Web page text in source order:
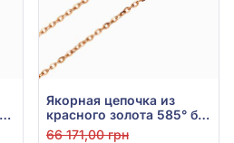
Якорная цепочка из
красного золота 585° без
вставки, арт. 888306
66 171,00 грн